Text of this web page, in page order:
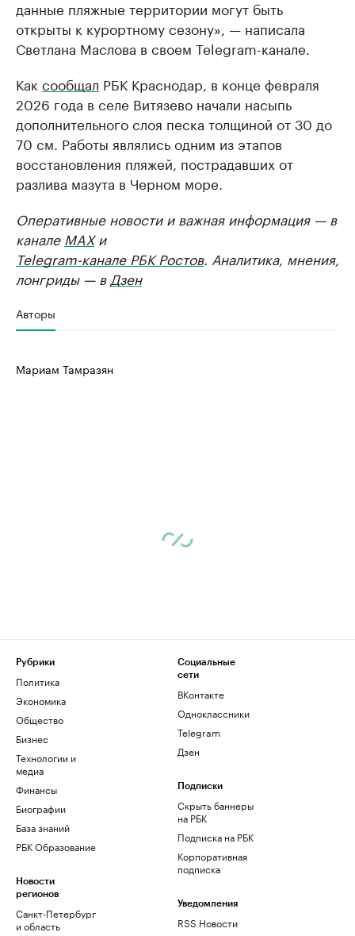
данные пляжные территории могут быть
открыты к курортному сезону», — написала
Светлана Маслова в своем Telegram-канале.
Как сообщал РБК Краснодар, в конце февраля
2026 года в селе Витязево начали насыпь
дополнительного слоя песка толщиной от 30 до
70 см. Работы являлись одним из этапов
восстановления пляжей, пострадавших от
разлива мазута в Черном море.
Оперативные новости и важная информация — в
канале MAXи
Telegram-канале РБК Ростов. Аналитика, мнения,
лонгриды — в Дзен
Авторы
Мариам Тамразян
Рубрики
Политика
Экономика
Общество
Бизнес
Технологии и
медиа
Финансы
Биографии
База знаний
РБК Образование
Новости
регионов
Санкт-Петербург
и область
Социальные
сети
ВКонтакте
Одноклассники
Telegram
Дзен
Подписки
Скрыть баннеры
на РБК
Подписка на РБК
Корпоративная
подписка
Уведомления
RSS Новости